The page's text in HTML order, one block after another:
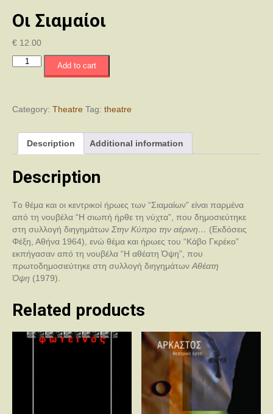
Οι Σιαμαίοι
€ 12.00
Add to cart
Category: Theatre Tag: theatre
Description Additional information
Description
Tο θέμα και οι κεντρικοί ήρωες των “Σιαμαίων” είναι παρμένα
από τη νουβέλα “Η σιωπή ήρθε τη νύχτα”, που δημοσιεύτηκε
στη συλλογή διηγημάτων Στην Κύπρο την αέρινη… (Εκδόσεις
Φέξη, Αθήνα 1964), ενώ θέμα και ήρωες του “Κάβο Γκρέκο”
εκπήγασαν από τη νουβέλα “Η αθέατη Όψη”, που
πρωτοδημοσιεύτηκε στη συλλογή διηγημάτων Αθέατη
Όψη (1979).
Related products